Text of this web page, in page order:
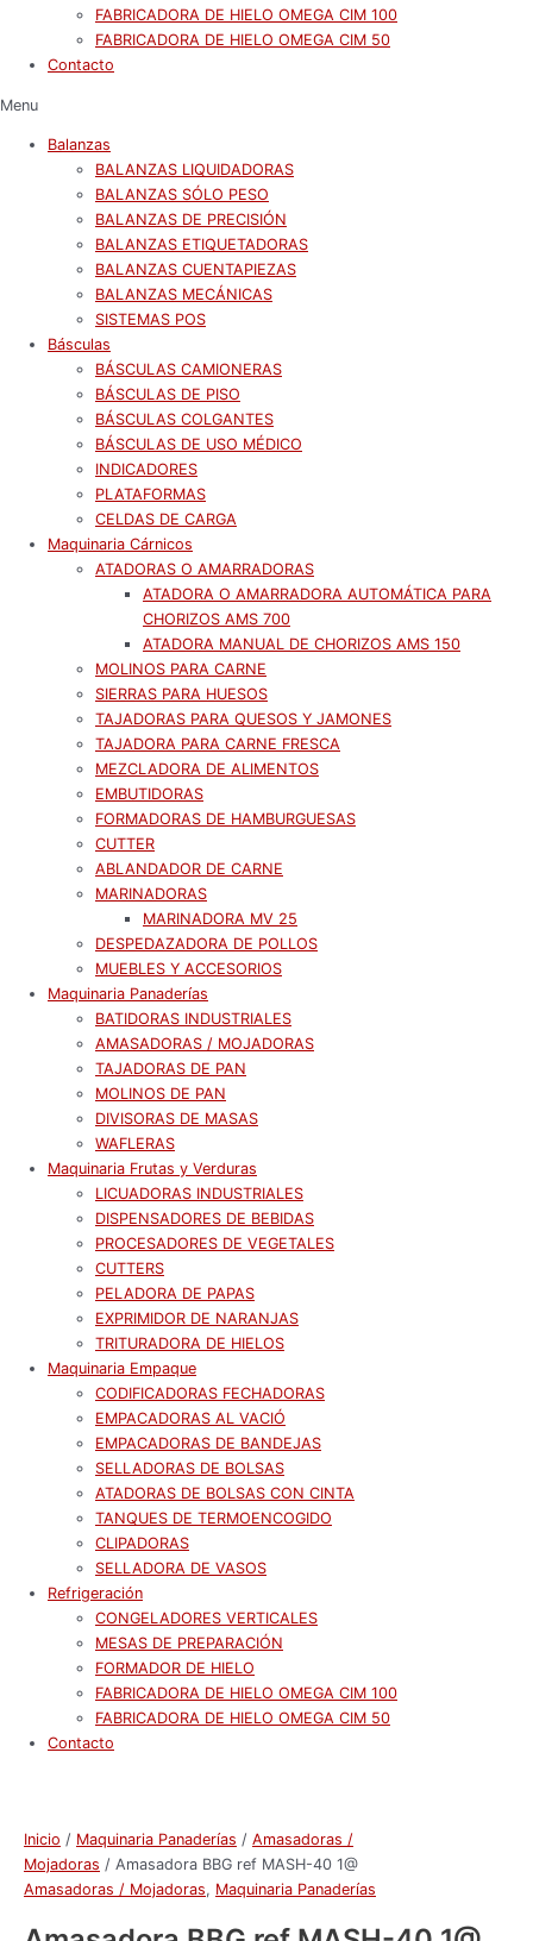
FABRICADORA DE HIELO OMEGA CIM 100
FABRICADORA DE HIELO OMEGA CIM 50
Contacto
Menu
Balanzas
BALANZAS LIQUIDADORAS
BALANZAS SÓLO PESO
BALANZAS DE PRECISIÓN
BALANZAS ETIQUETADORAS
BALANZAS CUENTAPIEZAS
BALANZAS MECÁNICAS
SISTEMAS POS
Básculas
BÁSCULAS CAMIONERAS
BÁSCULAS DE PISO
BÁSCULAS COLGANTES
BÁSCULAS DE USO MÉDICO
INDICADORES
PLATAFORMAS
CELDAS DE CARGA
Maquinaria Cárnicos
ATADORAS O AMARRADORAS
ATADORA O AMARRADORA AUTOMÁTICA PARA
CHORIZOS AMS 700
ATADORA MANUAL DE CHORIZOS AMS 150
MOLINOS PARA CARNE
SIERRAS PARA HUESOS
TAJADORAS PARA QUESOS Y JAMONES
TAJADORA PARA CARNE FRESCA
MEZCLADORA DE ALIMENTOS
EMBUTIDORAS
FORMADORAS DE HAMBURGUESAS
CUTTER
ABLANDADOR DE CARNE
MARINADORAS
MARINADORA MV 25
DESPEDAZADORA DE POLLOS
MUEBLES Y ACCESORIOS
Maquinaria Panaderías
BATIDORAS INDUSTRIALES
AMASADORAS / MOJADORAS
TAJADORAS DE PAN
MOLINOS DE PAN
DIVISORAS DE MASAS
WAFLERAS
Maquinaria Frutas y Verduras
LICUADORAS INDUSTRIALES
DISPENSADORES DE BEBIDAS
PROCESADORES DE VEGETALES
CUTTERS
PELADORA DE PAPAS
EXPRIMIDOR DE NARANJAS
TRITURADORA DE HIELOS
Maquinaria Empaque
CODIFICADORAS FECHADORAS
EMPACADORAS AL VACIÓ
EMPACADORAS DE BANDEJAS
SELLADORAS DE BOLSAS
ATADORAS DE BOLSAS CON CINTA
TANQUES DE TERMOENCOGIDO
CLIPADORAS
SELLADORA DE VASOS
Refrigeración
CONGELADORES VERTICALES
MESAS DE PREPARACIÓN
FORMADOR DE HIELO
FABRICADORA DE HIELO OMEGA CIM 100
FABRICADORA DE HIELO OMEGA CIM 50
Contacto
Inicio / Maquinaria Panaderías / Amasadoras /
Mojadoras / Amasadora BBG ref MASH-40 1@
Amasadoras / Mojadoras, Maquinaria Panaderías